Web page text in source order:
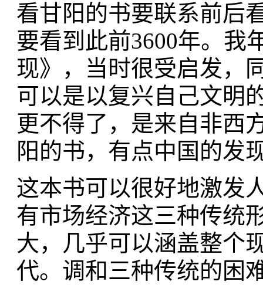
看甘阳的书要联系前后
要看到此前3600年。我
现》，当时很受启发，
可以是以复兴自己文明
更不得了，是来自非西
阳的书，有点中国的发
这本书可以很好地激发
有市场经济这三种传统
大，几乎可以涵盖整个
代。调和三种传统的困